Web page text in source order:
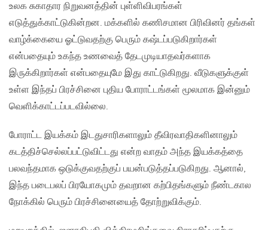
உலக சுகாதார நிறுவனத்தின் புள்ளிவிபரங்கள்
எடுத்துக்காட்டுகின்றன. மக்களில் கணிசமான பிரிவினர் தங்கள்
வாழ்க்கையை ஓட்டுவதற்கு பெரும் கஷ்டப்படுகிறார்கள்
என்பதையும் உகந்த உணவைத் தேடமுடியாதவர்களாக
இருக்கிறார்கள் என்பதையுமே இது காட்டுகிறது. வீடுகளுக்குள்
உள்ள இந்தப் பிரச்சினை புதிய போராட்டங்கள் மூலமாக இன்னும்
வெளிக்காட்டப்படவில்லை.
போராட்ட இயக்கம் இடதுசாரிகளாலும் தீவிரவாதிகளினாலும்
கடத்திச்செல்லப்பட்டுவிட்டது என்ற வாதம் அந்த இயக்கத்தை
பலவந்தமாக ஒடுக்குவதற்குப் பயன்படுத்தப்படுகிறது. ஆனால்,
இந்த படைபலப் பிரயோகமும் தவறான கற்பிதங்களும் நீண்டகால
நோக்கில் பெரும் பிரச்சினையைத் தோற்றுவிக்கும்.